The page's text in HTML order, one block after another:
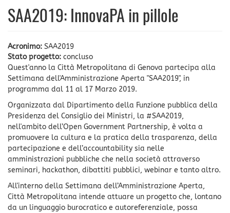
SAA2019: InnovaPA in pillole
Acronimo: SAA2019
Stato progetto: concluso
Quest'anno la Città Metropolitana di Genova partecipa alla
Settimana dell'Amministrazione Aperta "SAA2019", in
programma dal 11 al 17 Marzo 2019.
Organizzata dal Dipartimento della Funzione pubblica della
Presidenza del Consiglio dei Ministri, la #SAA2019,
nell'ambito dell’Open Government Partnership, è volta a
promuovere la cultura e la pratica della trasparenza, della
partecipazione e dell’accountability sia nelle
amministrazioni pubbliche che nella società attraverso
seminari, hackathon, dibattiti pubblici, webinar e tanto altro.
All'interno della Settimana dell’Amministrazione Aperta,
Città Metropolitana intende attuare un progetto che, lontano
da un linguaggio burocratico e autoreferenziale, possa